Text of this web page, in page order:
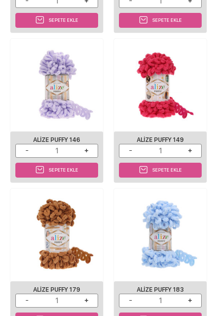
SEPETE EKLE SEPETE EKLE
ALIZE PUFFY 146
SEPETE EKLE
ALIZE PUFFY 149
SEPETE EKLE
ALIZE PUFFY 179 ALIZE PUFFY 183